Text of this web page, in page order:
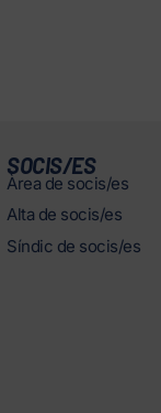
SOCIS/ES
Àrea de socis/es
Alta de socis/es
Síndic de socis/es